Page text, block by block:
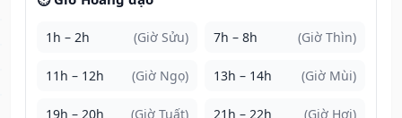
1h – 2h (Giờ Sửu) 7h – 8h (Giờ Thìn)
11h – 12h (Giờ Ngọ) 13h – 14h (Giờ Mùi)
19h – 20h (Giờ Tuất) 21h – 22h (Giờ Hợi)